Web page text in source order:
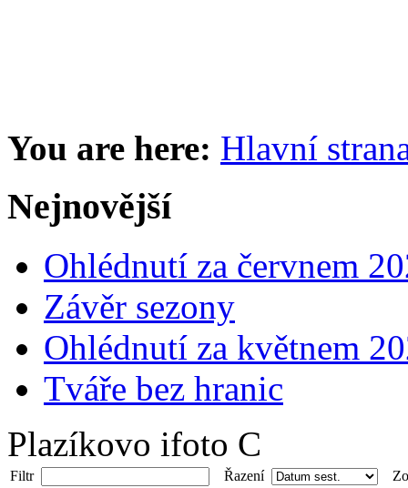
You are here: Hlavní
Nejnovější
Ohlédnutí za červnem
Závěr sezony
Ohlédnutí za květnem
Tváře bez hranic
Plazíkovo ifoto C
Filtr Řazení